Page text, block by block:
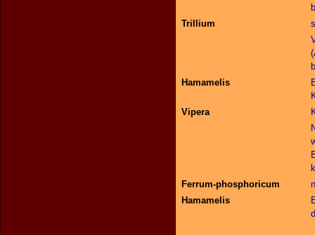
Trillium
Hamamelis
Vipera
Ferrum-phosphoricum
Hamamelis